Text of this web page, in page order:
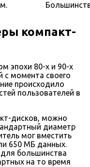
компакт-
эпохи 80-х и 90-х
с момента своего
происходило
пользователей в
дисков, можно
диаметр
мог вместить
650 МБ данных.
большинства
на то время